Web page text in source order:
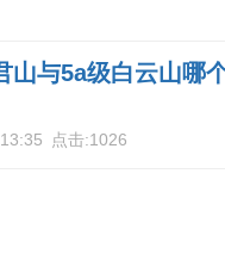
山与5a级白云山哪
点击:1026